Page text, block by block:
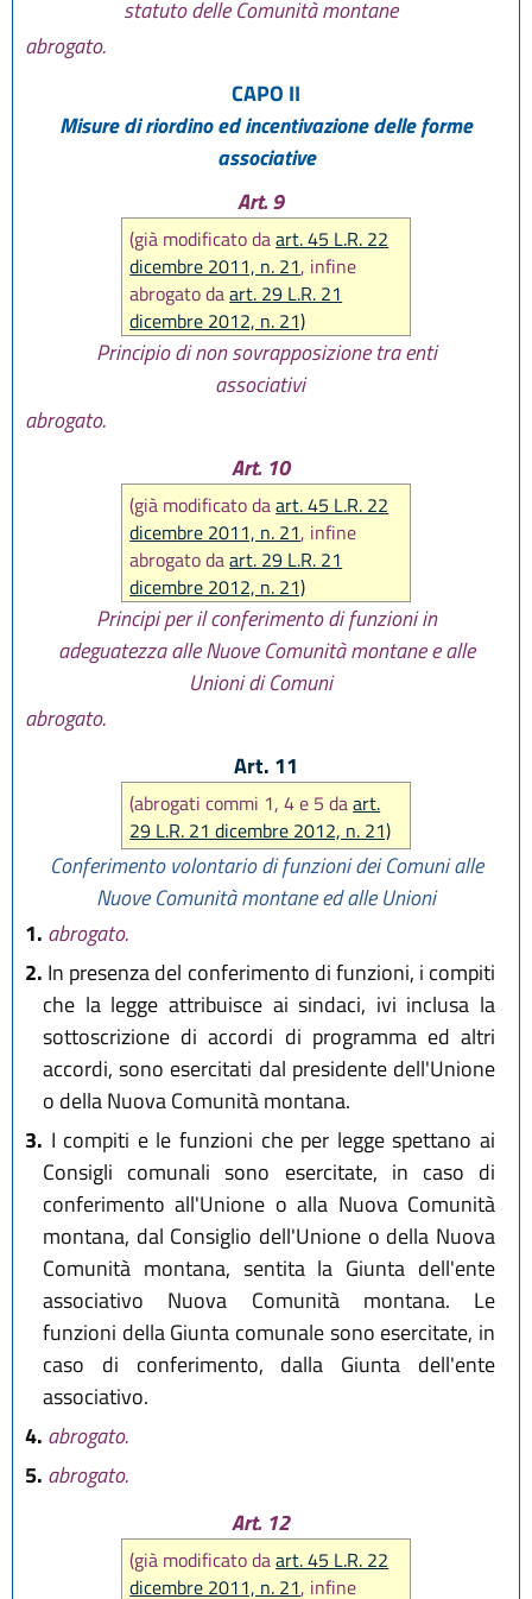
statuto delle Comunità montane
abrogato.
CAPO II
Misure di riordino ed incentivazione delle forme
associative
Art. 9
(già modificato daart. 45 L.R. 22
dicembre 2011, n. 21, infine
abrogato daart. 29 L.R. 21
dicembre 2012, n. 21)
Principio di non sovrapposizione tra enti
associativi
abrogato.
Art. 10
(già modificato daart. 45 L.R. 22
dicembre 2011, n. 21, infine
abrogato daart. 29 L.R. 21
dicembre 2012, n. 21)
Principi per il conferimento di funzioni in
adeguatezza alle Nuove Comunità montane e alle
Unioni di Comuni
abrogato.
Art. 11
(abrogati commi 1, 4 e 5 daart.
29 L.R. 21 dicembre 2012, n. 21)
Conferimento volontario di funzioni dei Comuni alle
Nuove Comunità montane ed alle Unioni
1. abrogato.
2. In presenza del conferimento di funzioni, i compiti
che la legge attribuisce ai sindaci, ivi inclusa la
sottoscrizione di accordi di programma ed altri
accordi, sono esercitati dal presidente dell'Unione
o della Nuova Comunità montana.
3. I compiti e le funzioni che per legge spettano ai
Consigli comunali sono esercitate, in caso di
conferimento all'Unione o alla Nuova Comunità
montana, dal Consiglio dell'Unione o della Nuova
Comunità montana, sentita la Giunta dell'ente
associativo Nuova Comunità montana. Le
funzioni della Giunta comunale sono esercitate, in
caso di conferimento, dalla Giunta dell'ente
associativo.
4. abrogato.
5. abrogato.
Art. 12
(già modificato daart. 45 L.R. 22
dicembre 2011, n. 21, infine